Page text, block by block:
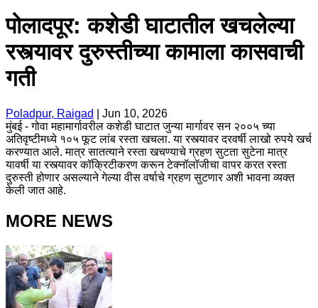
पोलादपूर: कशेडी घाटातील खचलेल्या
रस्त्यावर दुरुस्तीच्या कामाला कासवाची
गती
Poladpur, Raigad
Jun 10, 2026
मुंबई - गोवा महामार्गावरील कशेडी घाटात जुन्या मार्गावर सन २००५ च्या
अतिवृष्टीमध्ये १०५ फूट लांब रस्ता खचला. या रस्त्यावर दरवर्षी लाखो रुपये खर्च
करण्यात आले. मात्र सातत्याने रस्ता खचण्याचे ग्रहण सुटता सुटेना मात्र
यावर्षी या रस्त्यावर कॉक्रिटीकरण करून टेक्नॉलॉजीचा वापर करत रस्ता
दुरुस्ती होणार असल्याने गेल्या वीस वर्षाचे ग्रहण सुटणार अशी भावना व्यक्त
केली जात आहे.
MORE NEWS